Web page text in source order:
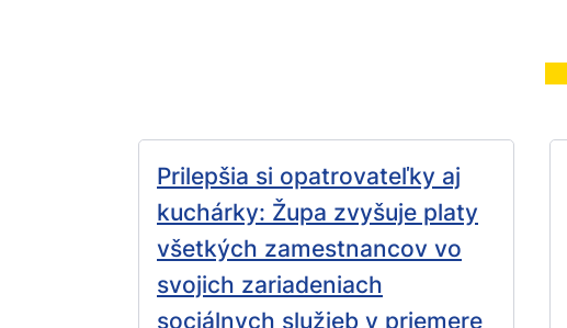
Prilepšia si opatrovateľky aj
kuchárky: Župa zvyšuje platy
všetkých zamestnancov vo
svojich zariadeniach
sociálnych služieb v priemere